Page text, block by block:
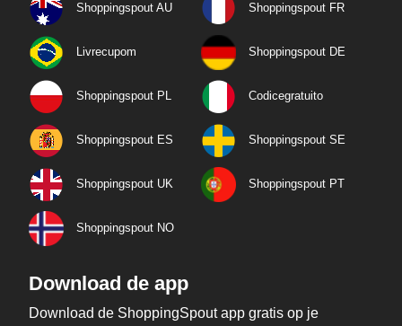
Shoppingspout AU Shoppingspout FR
Livrecupom Shoppingspout DE
Shoppingspout PL Codicegratuito
Shoppingspout ES Shoppingspout SE
Shoppingspout UK Shoppingspout PT
Shoppingspout NO
Download de app
Download de ShoppingSpout app gratis op je